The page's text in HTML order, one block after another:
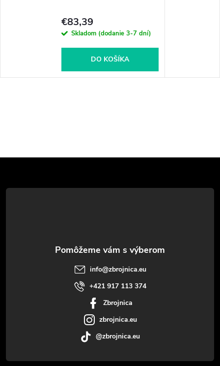
€83,39
Skladom (dodanie 3-7 dní)
DO KOŠÍKA
á
info@zbrojnica.eu
+421 917 113 374
Zbrojnica
zbrojnica.eu
@zbrojnica.eu